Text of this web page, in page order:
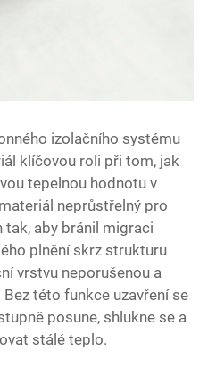
izolačního systému
klíčovou roli při tom, jak
tepelnou hodnotu v
neprůstřelný pro
tak, aby bránil migraci
plnění skrz strukturu
vrstvu neporušenou a
této funkce uzavření se
posune, shlukne se a
stálé teplo.